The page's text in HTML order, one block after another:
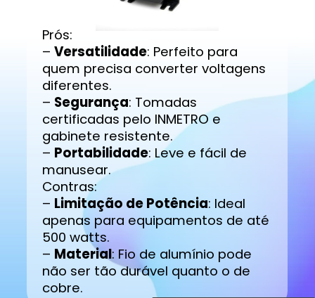
Prós:
– Versatilidade: Perfeito para
quem precisa converter voltagens
diferentes.
– Segurança: Tomadas
certificadas pelo INMETRO e
gabinete resistente.
– Portabilidade: Leve e fácil de
manusear.
Contras:
– Limitação de Potência: Ideal
apenas para equipamentos de até
500 watts.
– Material: Fio de alumínio pode
não ser tão durável quanto o de
cobre.